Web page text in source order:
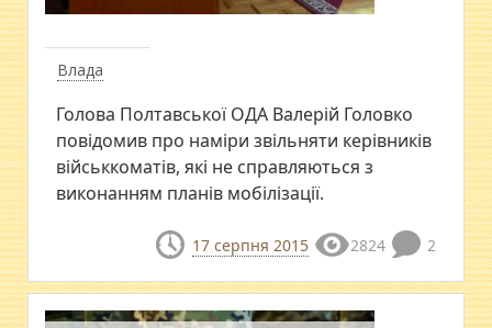
Влада
Голова Полтавської ОДА Валерій Головко
повідомив про наміри звільняти керівників
військкоматів, які не справляються з
виконанням планів мобілізації.
17 серпня 2015 2824 2